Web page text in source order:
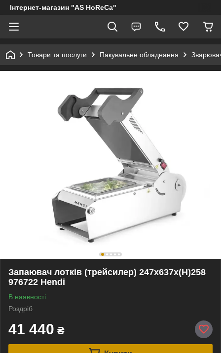
Інтернет-магазин "AS HoReCa"
Товари та послуги Пакувальне обладнання
Запаювач лотків (трейсилер) 247x637x(H)258
976722 Hendi
В наявності
Роздріб
41 440 ₴